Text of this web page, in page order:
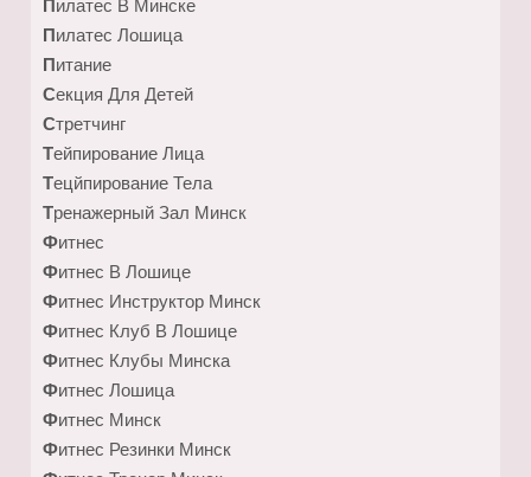
Пилатес Лошица
Питание
Секция Для Детей
Стретчинг
Тейпирование Лица
Тецйпирование Тела
Тренажерный Зал Минск
Фитнес
Фитнес В Лошице
Фитнес Инструктор Минск
Фитнес Клуб В Лошице
Фитнес Клубы Минска
Фитнес Лошица
Фитнес Минск
Фитнес Резинки Минск